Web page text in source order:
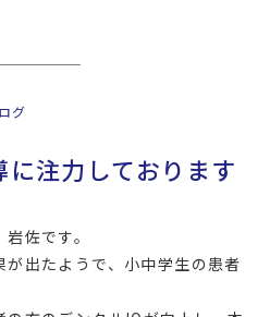
グ
注力しております
佐です。
出たようで、小中学生の患者